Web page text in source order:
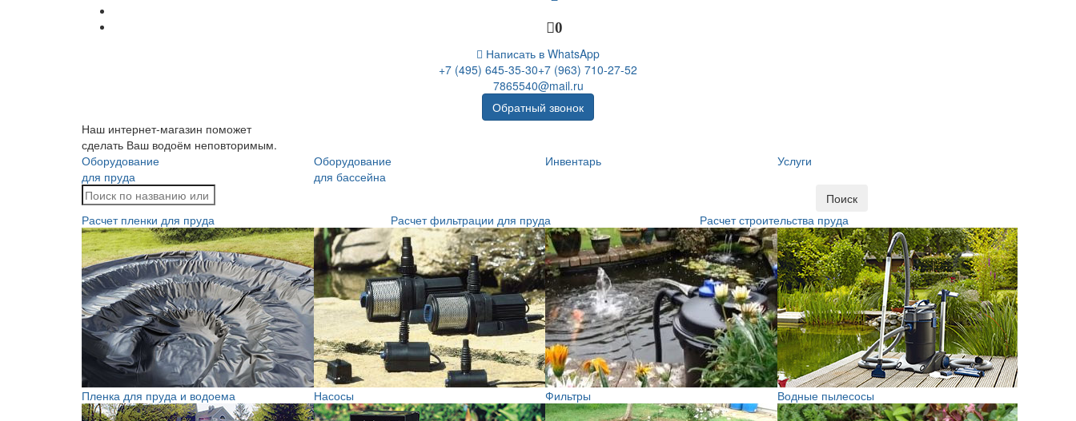
0
Написать в WhatsApp
+7 (495) 645-35-30+7 (963) 710-27-52
7865540@mail.ru
Обратный звонок
Наш интернет-магазин поможет
сделать Ваш водоём неповторимым.
Оборудование
для пруда
Оборудование
для бассейна
Инвентарь Услуги
Поиск
Расчет пленки для пруда
Расчет фильтрации для пруда Расчет строительства пруда
Пленка для пруда и водоема Насосы Фильтры Водные пылесосы